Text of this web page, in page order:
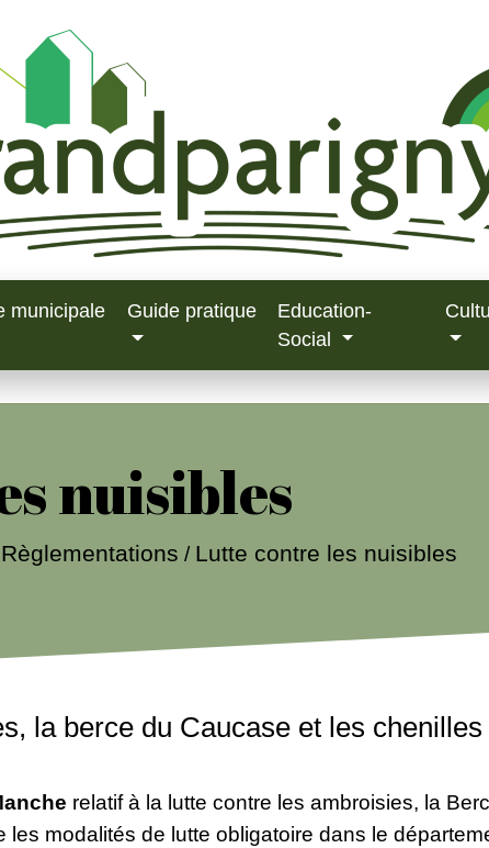
municipale Guide pratique
Education-
Social
nuisibles
Règlementations / Lutte contre les nuisibles
la berce du Caucase et les
relatif à la lutte contre les ambroisies, la
modalités de lutte obligatoire dans le